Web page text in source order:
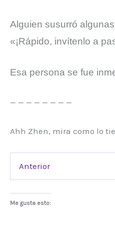
Alguien susurró
«¡Rápido, invítenlo a
Esa persona se fue
— — — — — — — —
Ahh Zhen, mira como lo
Anterior
Me gusta esto: